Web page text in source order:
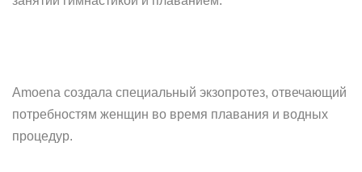
Amoena создала специальный экзопротез, отвечающий
потребностям женщин во время плавания и водных
процедур.